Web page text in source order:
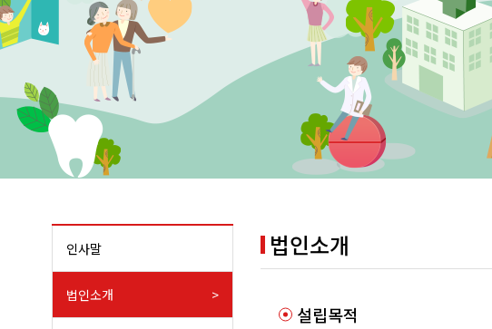
인사말
법인소개
법인소개
설립목적